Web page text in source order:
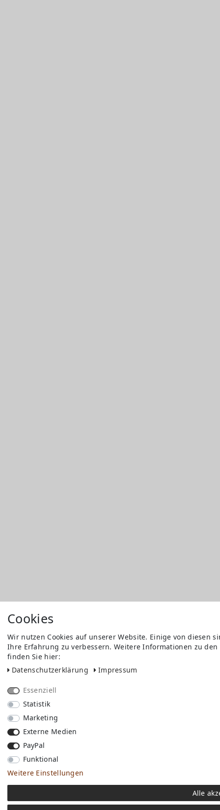
Cookies
Wir nutzen Cookies auf unserer Website. Einige von diesen
Ihre Erfahrung zu verbessern. Weitere Informationen zu
finden Sie hier:
Daten­schutz­erklärung
Impressum
Essenziell
Statistik
Marketing
Externe Medien
PayPal
Funktional
Weitere Einstellungen
Alle